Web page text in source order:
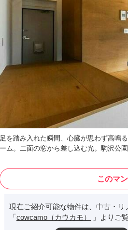
足を踏み入れた瞬間、心臓が思わず高鳴
ーム。二面の窓から差し込む光。駒沢公
このマ
現在ご紹介可能な物件は、中古・
「cowcamo（カウカモ） 」よりご